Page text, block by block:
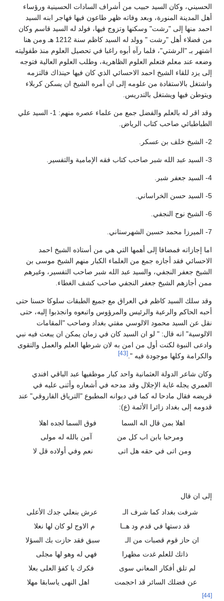
الحسيني، وكان السيد حبيب من أشراف السادات الحسينية ورؤساء
أهل المدينة المنورة، وبعد وفاته ظهر طاعون فيها فهاجر ابنه السيد
احمد منها إلى "رشت" وسكنها وتزوج فيها، فولد له السيد قاسم وكان
من فضلاء أهل "رشت " وولد له السيد كاظم سنة 1212 هـ ومن هنا
اشتهر بـ "الرشتي"، فلما رآه أبوه راغبا في تحصيل العلوم منذ طفوليته
وضعه عند معلم فتعلم العلوم الظاهرية، وطلب العلوم العالية فتوجه
إلى يزد للقاء الشيخ احمد الاحسائي الذي كان فيها حينذاك فالتزمه
واشتغل بالاستفادة من علومه إلى ان أمره الشيخ ان يسكن كربلاء
ويتوطن فيها ويشتغل بالتدريس.
وقد اقر له بالعلم والفضل جمع من علماء عصره منهم: 1- السيد علي
الطباطبائي صاحب كتاب الرياض.
2- الشيخ خلف بن عسكر.
3- السيد عبد الله شبر صاحب كتاب فقه الإمامية والتفسير.
4- السيد جعفر شبر.
5- السيد حسن الخراساني.
6- الشيخ نوح النجفي.
7- الميرزا محمد حسين الشهرستاني.
اما إجازاته فمضافا إلى أهمها التي هي من أستاذه الشيخ احمد
الاحسائي فقد أجازه جمع من العلماء الكبار منهم الشيخ موسى بن
الشيخ جعفر النجفي، والسيد عبد الله شبر صاحب التفسير، وغيرهم
ممن أجازهم الشيخ جعفر النجفي صاحب كشف الغطاء.
وقد سلك السيد كاظم في العراق مع جميع الطبقات سلوكا حسنا حتى
أحبه الحاكم والرعية والرئيس والمرؤوس واتبعوه وانجذبوا إليه، حتى
نقل عن السيد محمود الالوسي مفتي بغداد وصاحب "المقامات
الالوسية" انه قال: " لو ان السيد كان في زمان يمكن ان يبعث فيه نبي
وادعى النبوة لكنت أول من امن به لان شرطها العلم والعمل والتقوى
والكرامة وكلها موجودة فيه ". [43]
وكان شاعر الدولة العثمانية واحد كبار موظفيها عبد الباقي افندي
العمري يجله غاية الإجلال وقد مدحه في أشعاره وأثنى عليه في
قريضه فقال مادحا له كما في ديوانه المطبوع "الترياق الفاروقي" عند
قدومه إلى بغداد زائرا الأئمة (ع):
اهلا بمن قال اله السما
فوق السما لجده اهلا
ومرحبا بابن اب كل من
آمن بالله له مولى
ومن اتى في حقه هل اتى
نعم وفي أولاده قل لا
إلى ان قال
شرفت بغداد كما شرف الـ
عرش بنعلي جدك الأعلى
قد دستها في قدم ود هــا
م الاوج لو كان لها نعلا
ان حاز قوم قصبات من الـ
سبق فقد حازت بك السؤلا
ذاتك للعلم غدت مظهرا
فهي له وهو لها مجلى
لم تلق أفكار المعاني سوى
فكرك يا كفؤ العلى بعلا
عن فضلك السائر قد احجمت
اهل النهى ياسابقا مهلا
[44]